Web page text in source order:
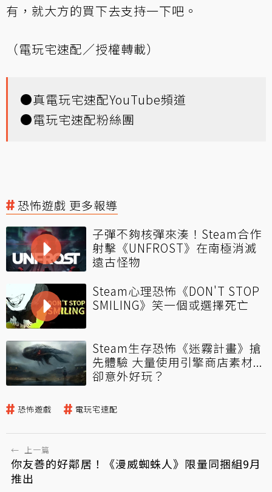
有，就大方的買下去支持一下吧。
（電玩宅速配／授權轉載）
●真電玩宅速配YouTube頻道
●電玩宅速配粉絲團
恐怖遊戲 更多報導
子彈不夠核彈來湊！Steam合作
射擊《UNFROST》在南極消滅
遠古怪物
Steam心理恐怖《DON'T STOP
SMILING》笑一個或選擇死亡
Steam生存恐怖《迷霧計畫》搶
先體驗 大量使用引擎商店素材...
卻意外好玩？
恐怖遊戲 電玩宅速配
← 上一篇
你友善的好鄰居！《漫威蜘蛛人》限量同捆組9月
推出